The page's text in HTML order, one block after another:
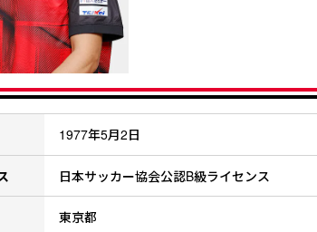
1977年5月2日
日本サッカー協会公認B級ライセンス
東京都